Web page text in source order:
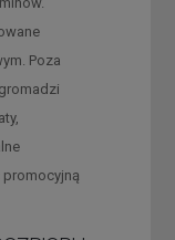
Poza
promocyjną